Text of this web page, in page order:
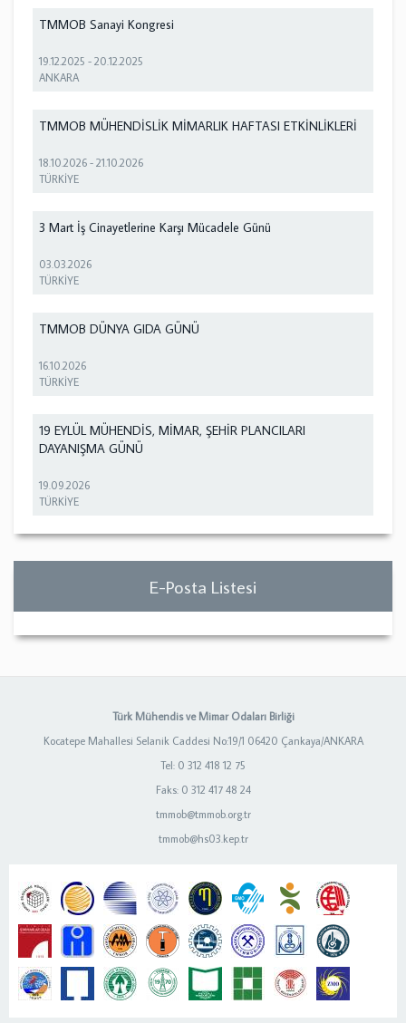
TMMOB Sanayi Kongresi
19.12.2025 -20.12.2025
ANKARA
TMMOB MÜHENDİSLİK MİMARLIK HAFTASI ETKİNLİKLERİ
18.10.2026 -21.10.2026
TÜRKİYE
3 Mart İş Cinayetlerine Karşı Mücadele Günü
03.03.2026
TÜRKİYE
TMMOB DÜNYA GIDA GÜNÜ
16.10.2026
TÜRKİYE
19 EYLÜL MÜHENDİS, MİMAR, ŞEHİR PLANCILARI
DAYANIŞMA GÜNÜ
19.09.2026
TÜRKİYE
E-Posta Listesi
Türk Mühendis ve Mimar Odaları Birliği
Kocatepe Mahallesi Selanik Caddesi No:19/1 06420 Çankaya/ANKARA
Tel: 0 312 418 12 75
Faks: 0 312 417 48 24
tmmob@tmmob.org.tr
tmmob@hs03.kep.tr